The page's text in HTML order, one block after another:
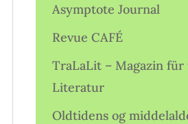
Asymptote Journal
Revue CAFÉ
TraLaLit – Magazin für
Literatur
Oldtidens og